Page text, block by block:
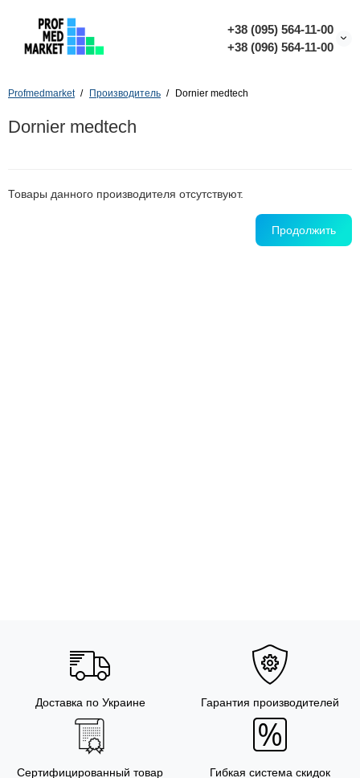
+38 (095) 564-11-00
+38 (096) 564-11-00
Profmedmarket Производитель Dornier medtech
Dornier medtech
Товары данного производителя отсутствуют.
Продолжить
Доставка по Украине Гарантия производителей
Сертифицированный товар Гибкая система скидок